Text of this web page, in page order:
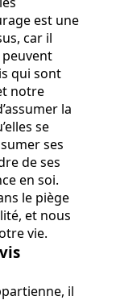
est une
car il
peuvent
qui sont
notre
la
se
ses
de ses
en soi.
le piège
et nous
vie.
il